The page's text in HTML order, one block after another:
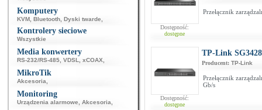
Komputery
KVM Bluetooth Dyski twarde
Kontrolery sieciowe
Wszystkie
Media konwertery
RS-232/RS-485 VDSL xCOAX
MikroTik
Akcesoria
Monitoring
Urządzenia alarmowe Akcesoria
Dostępność:
dostępne
Przełącznik
Dostępność:
dostępne
TP-Link
Producent: TP-Link
Przełącznik
Gb/s